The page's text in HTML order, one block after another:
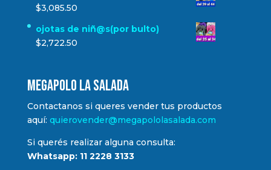
$3,085.50
ojotas de niñ@s(por bulto)
$2,722.50
MEGAPOLO LA SALADA
Contactanos si queres vender tus productos
aquí: quierovender@megapololasalada.com
Si querés realizar alguna consulta:
Whatsapp: 11 2228 3133